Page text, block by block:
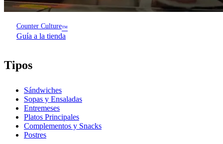
Counter Culture™
Guía a la tienda
Tipos
Sándwiches
Sopas y Ensaladas
Entremeses
Platos Principales
Complementos y Snacks
Postres